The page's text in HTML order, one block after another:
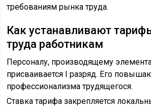
требованиям рынка труда.
Как устанавливают
труда работникам
Персоналу, производящему
присваивается I разряд. Его
профессионализма трудящегося.
Ставка тарифа закрепляется